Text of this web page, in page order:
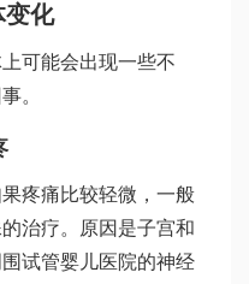
变化
可能会出现一些不
。
疼痛比较轻微，一般
治疗。原因是子宫和
试管婴儿医院的神经